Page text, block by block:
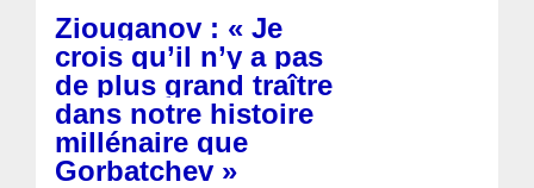
Ziouganov : « Je
crois qu’il n’y a pas
de plus grand traître
dans notre histoire
millénaire que
Gorbatchev »